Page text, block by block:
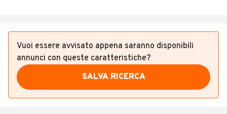
Vuoi essere avvisato appena saranno disponibili
annunci con queste caratteristiche?
SALVA RICERCA